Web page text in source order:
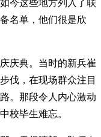
今这些地方列入了联
名单，他们很是欣
庆典。当时的新兵崔
伐，在现场群众注目
。那段令人内心激动
校毕生难忘。